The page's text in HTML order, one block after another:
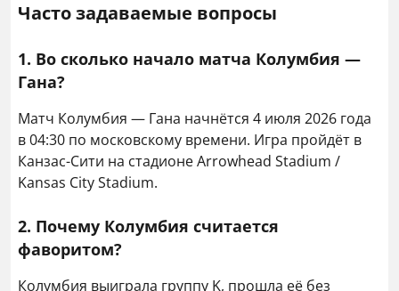
Часто задаваемые вопросы
1. Во сколько начало матча Колумбия —
Гана?
Матч Колумбия — Гана начнётся 4 июля 2026 года
в 04:30 по московскому времени. Игра пройдёт в
Канзас-Сити на стадионе Arrowhead Stadium /
Kansas City Stadium.
2. Почему Колумбия считается
фаворитом?
Колумбия выиграла группу K, прошла её без